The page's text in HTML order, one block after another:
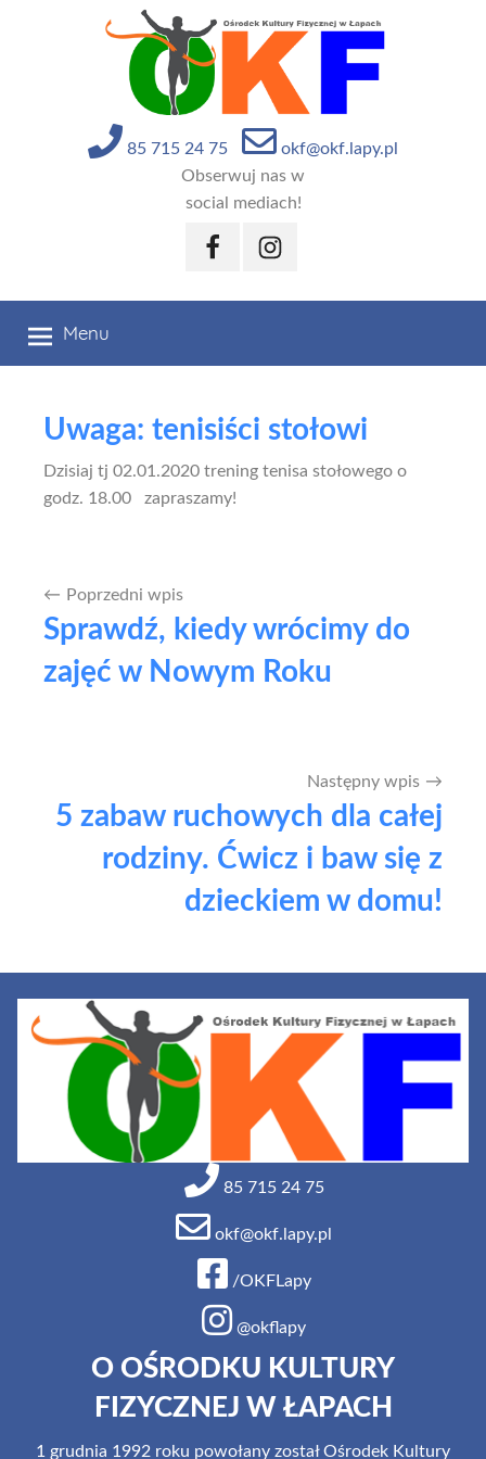
85 715 24 75
okf@okf.lapy.pl
Obserwuj nas w
social mediach!
FacebookInstagram
Menu
Uwaga: tenisiści stołowi
Dzisiaj tj 02.01.2020 trening tenisa stołowego o
godz. 18.00 zapraszamy!
Nawigacja
wpisu
Poprzedni wpis
Sprawdź, kiedy wrócimy do
zajęć w Nowym Roku
Następny wpis
5 zabaw ruchowych dla całej
rodziny. Ćwicz i baw się z
dzieckiem w domu!
85 715 24 75
okf@okf.lapy.pl
/OKFLapy
@okflapy
O OŚRODKU KULTURY
FIZYCZNEJ W ŁAPACH
1 grudnia 1992 roku powołany został Ośrodek Kultury